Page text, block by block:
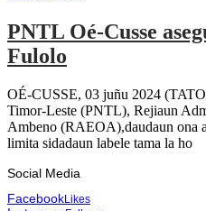
PNTL Oé-Cusse
Fulolo
OÉ-CUSSE, 03 juñu 2024
Timor-Leste (PNTL), Rejiaun
Ambeno (RAEOA),daudaun ona
limita sidadaun labele tama la ho
Social Media
FacebookLikes